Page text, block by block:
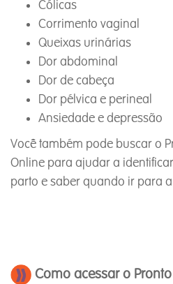
Cólicas
Corrimento vaginal
Queixas urinárias
Dor abdominal
Dor de cabeça
Dor pélvica e perineal
Ansiedade e depressão
Você também pode buscar o
Online para ajudar a
parto e saber quando ir para
Como acessar o